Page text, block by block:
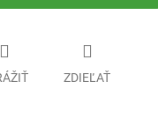
ZDIEĽAŤ